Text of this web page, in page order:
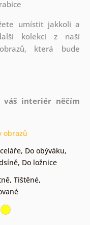
umístit jakkoli a
kolekcí z naší
která bude
váš interiér něčím
obrazů
, Do obýváku,
, Do ložnice
, Tištěné,